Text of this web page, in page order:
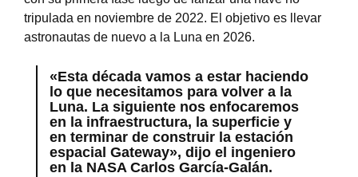
tripulada en noviembre de 2022. El objetivo es llevar
astronautas de nuevo a la Luna en 2026.
«Esta década vamos a estar haciendo
lo que necesitamos para volver a la
Luna. La siguiente nos enfocaremos
en la infraestructura, la superficie y
en terminar de construir la estación
espacial Gateway», dijo el ingeniero
en la NASA Carlos García-Galán.